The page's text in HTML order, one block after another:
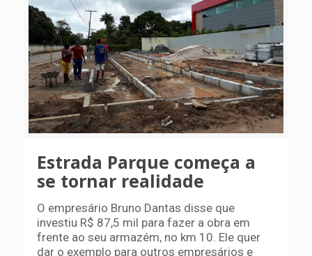
Estrada Parque começa a
se tornar realidade
O empresário Bruno Dantas disse que
investiu R$ 87,5 mil para fazer a obra em
frente ao seu armazém, no km 10. Ele quer
dar o exemplo para outros empresários e